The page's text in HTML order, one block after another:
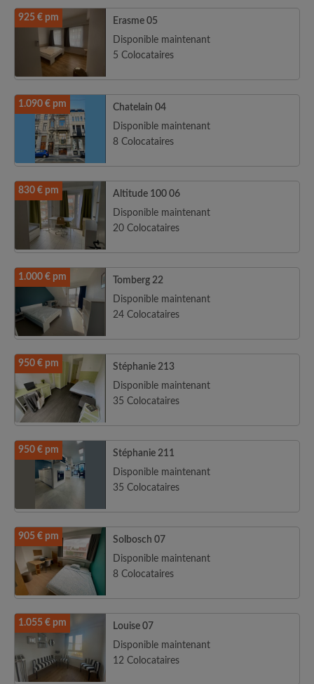
925 € pm
Erasme 05
Disponible maintenant
5 Colocataires
1.090 € pm
Chatelain 04
Disponible maintenant
8 Colocataires
830 € pm
Altitude 100 06
Disponible maintenant
20 Colocataires
1.000 € pm
Tomberg 22
Disponible maintenant
24 Colocataires
950 € pm
Stéphanie 213
Disponible maintenant
35 Colocataires
950 € pm
Stéphanie 211
Disponible maintenant
35 Colocataires
905 € pm
Solbosch 07
Disponible maintenant
8 Colocataires
1.055 € pm
Louise 07
Disponible maintenant
12 Colocataires